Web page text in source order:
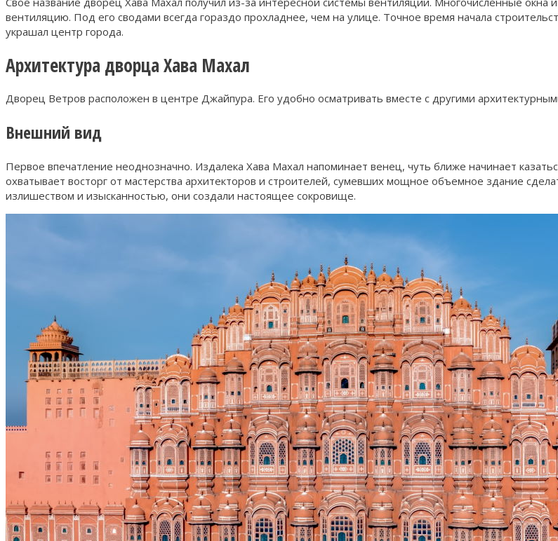
вентиляцию. Под его сводами всегда гораздо прохладнее, чем на улице. Точное время начала
украшал центр города.
Архитектура дворца Хава Махал
Дворец Ветров расположен в центре Джайпура. Его удобно осматривать вместе с другими
Внешний вид
Первое впечатление неоднозначно. Издалека Хава Махал напоминает венец, чуть ближе начинает
охватывает восторг от мастерства архитекторов и строителей, сумевших мощное объемное здание
излишеством и изысканностью, они создали настоящее сокровище.